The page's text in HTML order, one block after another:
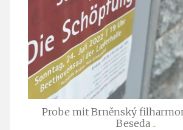
Probe mit Brněnský
Beseda ...